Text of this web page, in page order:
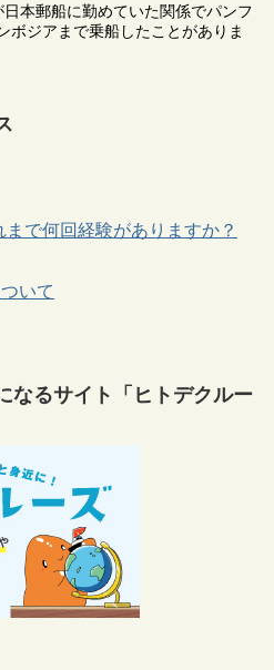
本郵船に勤めていた関係でパンフ
ボジアまで乗船したことがありま
で何回経験がありますか？
いて
なるサイト「ヒトデクルー